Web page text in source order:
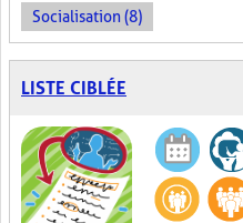
Socialisation (8)
LISTE CIBLÉE